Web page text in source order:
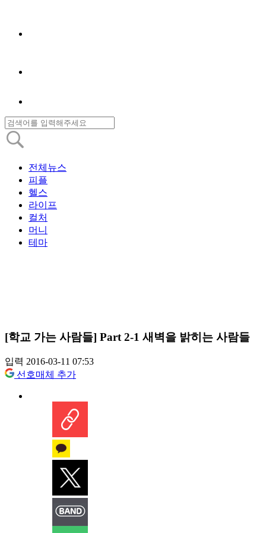
전체뉴스
피플
헬스
라이프
컬처
머니
테마
[학교 가는 사람들] Part 2-1 새벽을 밝히는 사람들
입력 2016-03-11 07:53
선호매체 추가